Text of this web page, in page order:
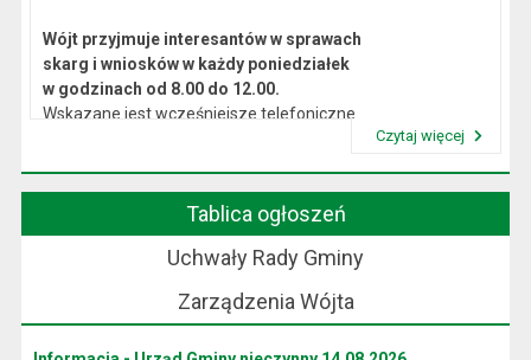
Wójt przyjmuje interesantów w sprawach
skarg i wniosków w każdy poniedziałek
w godzinach od 8.00 do 12.00.
Wskazane jest wcześniejsze telefoniczne
Czytaj więcej
Tablica ogłoszeń
Uchwały Rady Gminy
Zarządzenia Wójta